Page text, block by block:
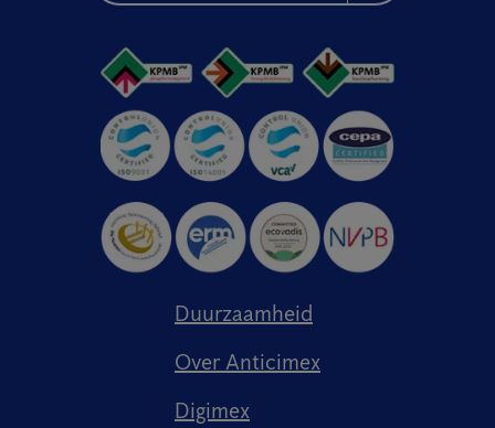
Duurzaamheid
Over Anticimex
Digimex